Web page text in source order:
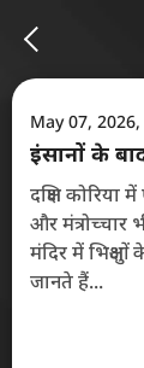
May 07,
इंसानों के
दक्षिण
और मंत्रोच्चार
मंदिर में
जानते हैं...